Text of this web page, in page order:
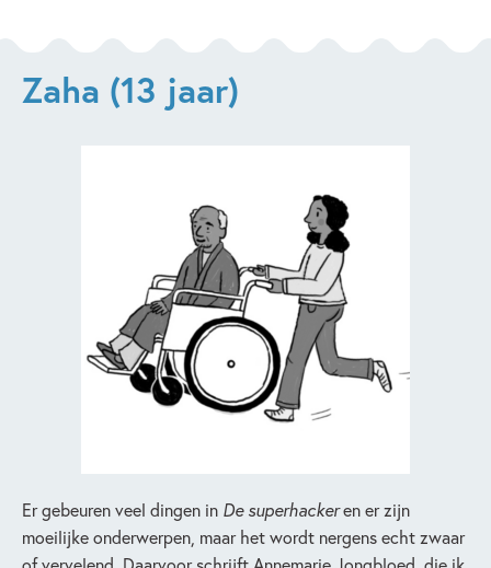
Zaha (13 jaar)
Er gebeuren veel dingen in De superhackeren er zijn
moeilijke onderwerpen, maar het wordt nergens echt zwaar